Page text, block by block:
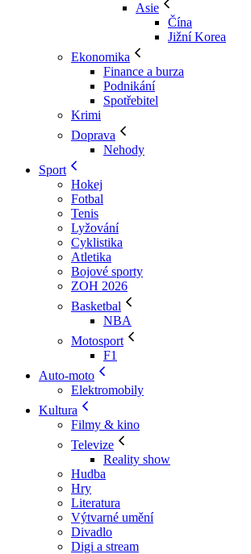
Asie
Čína
Jižní Korea
Ekonomika
Finance a burza
Podnikání
Spotřebitel
Krimi
Doprava
Nehody
Sport
Hokej
Fotbal
Tenis
Lyžování
Cyklistika
Atletika
Bojové sporty
ZOH 2026
Basketbal
NBA
Motosport
F1
Auto-moto
Elektromobily
Kultura
Filmy & kino
Televize
Reality show
Hudba
Hry
Literatura
Výtvarné umění
Divadlo
Digi a stream